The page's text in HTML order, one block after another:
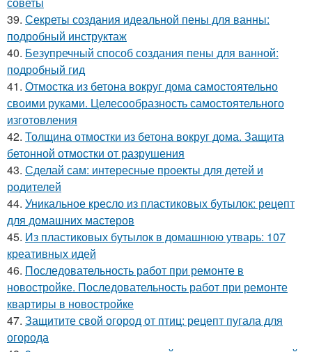
39. Секреты создания идеальной пены для ванны:
подробный инструктаж
40. Безупречный способ создания пены для ванной:
подробный гид
41. Отмостка из бетона вокруг дома самостоятельно
своими руками. Целесообразность самостоятельного
изготовления
42. Толщина отмостки из бетона вокруг дома. Защита
бетонной отмостки от разрушения
43. Сделай сам: интересные проекты для детей и
родителей
44. Уникальное кресло из пластиковых бутылок: рецепт
для домашних мастеров
45. Из пластиковых бутылок в домашнюю утварь: 107
креативных идей
46. Последовательность работ при ремонте в
новостройке. Последовательность работ при ремонте
квартиры в новостройке
47. Защитите свой огород от птиц: рецепт пугала для
огорода